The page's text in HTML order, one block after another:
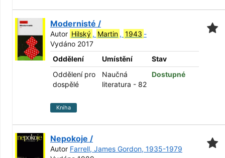
Modernisté /
Autor Hilský , Martin , 1943 -
Vydáno 2017
Oddělení
Umístění
Stav
Oddělení pro
dospělé
Naučná
literatura - 82
Dostupné
Kniha
Nepokoje /
Autor Farrell, James Gordon, 1935-1979